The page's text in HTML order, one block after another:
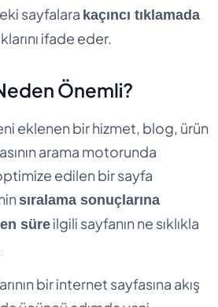
sayfalara kaçıncı tıklamada
ifade eder.
Önemli?
eklenen bir hizmet, blog, ürün
arama motorunda
edilen bir sayfa
sıralama sonuçlarına
süre ilgili sayfanın ne sıklıkla
bir internet sayfasına akış